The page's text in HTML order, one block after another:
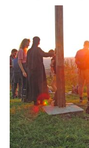
Ferienwohnung
Schönstatt-
Heiligtum
Preise
/
Buchen
Veranstaltungen
Termine